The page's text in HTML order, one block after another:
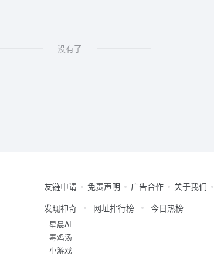
没有了
友链申请 免责声明 广告合作 关于我们
发现神奇
星晨AI
毒鸡汤
小游戏
网址排行榜 今日热榜